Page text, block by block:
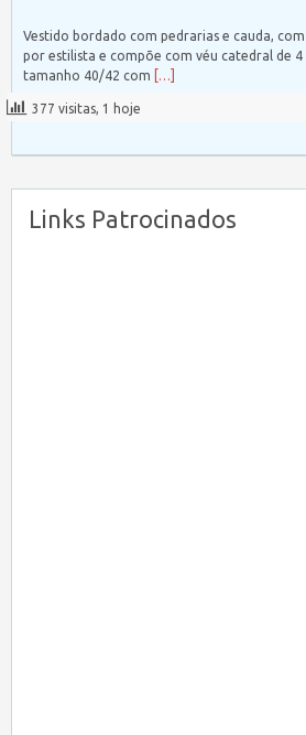
Vestido bordado com pedrarias e cauda,
por estilista e compõe com véu catedral de
tamanho 40/42 com
[…]
377 visitas, 1 hoje
Links Patrocinados